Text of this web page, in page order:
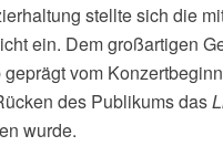
stellte sich die
ein. Dem großartigen
vom
des Publikums das
wurde.